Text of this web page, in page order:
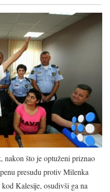
nakon što je optuženi priznao
presudu protiv Milenka
Kalesije, osudivši ga na